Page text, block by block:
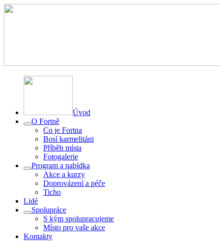
Úvod
O Fortně
Co je Fortna
Bosí karmelitáni
Příběh místa
Fotogalerie
Program a nabídka
Akce a kurzy
Doprovázení a péče
Ticho
Lidé
Spolupráce
S kým spolupracujeme
Místo pro vaše akce
Kontakty